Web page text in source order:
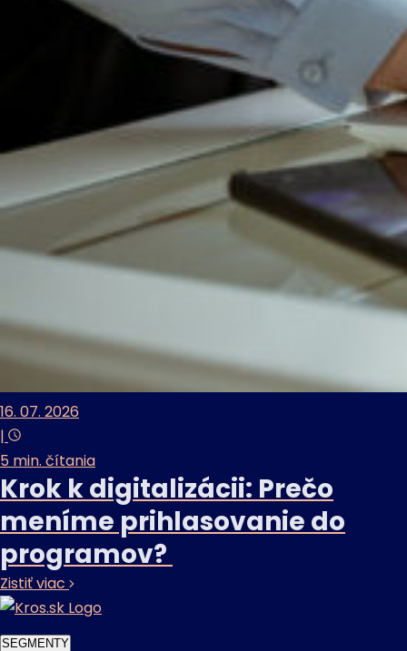
16. 07. 2026
|
5 min. čítania
Krok k digitalizácii: Prečo
meníme prihlasovanie do
programov?
Zistiť viac
SEGMENTY